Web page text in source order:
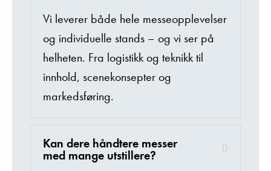
Vi leverer både hele messeopplevelser
og individuelle stands – og vi ser på
helheten. Fra logistikkog teknikktil
innhold, scenekonsepterog
markedsføring.
Kan dere håndtere messer
med mange utstillere?